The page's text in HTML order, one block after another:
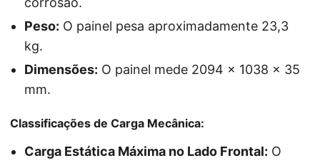
Peso: O painel pesa aproximadamente 23,3
kg.
Dimensões: O painel mede 2094 x 1038 x 35
mm.
Classificações de Carga Mecânica:
Carga Estática Máxima no Lado Frontal: O